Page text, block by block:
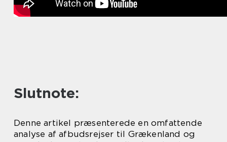
Slutnote:
Denne artikel præsenterede en omfattende
analyse af afbudsrejser til Grækenland og